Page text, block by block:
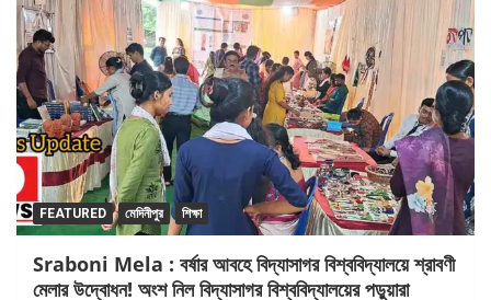
FEATURED মেদিনীপুর শিক্ষা
Sraboni Mela : বর্ষার আবহে বিদ্যাসাগর বিশ্ববিদ্যালয়ে শ্রাবণী
মেলার উদ্বোধন! অংশ নিল বিদ্যাসাগর বিশ্ববিদ্যালয়ের পড়ুয়ারা